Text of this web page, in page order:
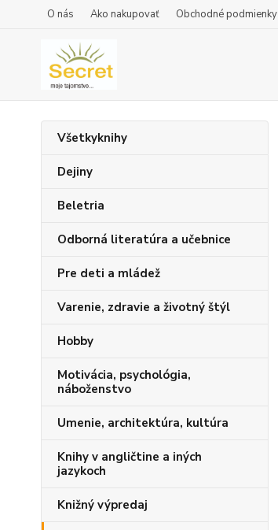
O nás Ako nakupovať Obchodné podmienky
Všetkyknihy
Dejiny
Beletria
Odborná literatúra a učebnice
Pre deti a mládež
Varenie, zdravie a životný štýl
Hobby
Motivácia, psychológia,
náboženstvo
Umenie, architektúra, kultúra
Knihy v angličtine a iných
jazykoch
Knižný výpredaj